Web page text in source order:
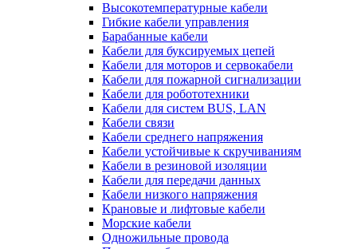
Высокотемпературные кабели
Гибкие кабели управления
Барабанные кабели
Кабели для буксируемых цепей
Кабели для моторов и сервокабели
Кабели для пожарной сигнализации
Кабели для робототехники
Кабели для систем BUS, LAN
Кабели связи
Кабели среднего напряжения
Кабели устойчивые к скручиваниям
Кабели в резиновой изоляции
Кабели для передачи данных
Кабели низкого напряжения
Крановые и лифтовые кабели
Морские кабели
Одножильные провода